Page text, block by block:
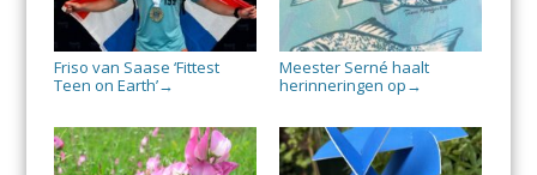
Friso van Saase ‘Fittest
Teen on Earth’→
Meester Serné haalt
herinneringen op →